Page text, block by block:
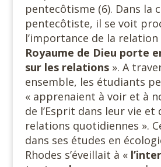
pentecôtisme (6). Dans la
pentecôtiste, il se voit
l’importance de la relation
Royaume de Dieu porte
sur les relations ». A
ensemble, les étudiants
« apprenaient à voir et à
de l’Esprit dans leur vie et
relations quotidiennes ».
dans ses études en
Rhodes s’éveillait à «